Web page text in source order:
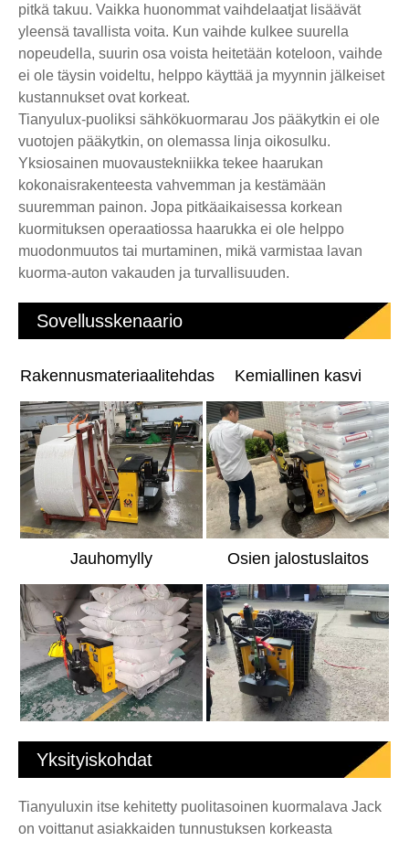
pitkä takuu. Vaikka huonommat vaihdelaatjat lisäävät
yleensä tavallista voita. Kun vaihde kulkee suurella
nopeudella, suurin osa voista heitetään koteloon, vaihde
ei ole täysin voideltu, helppo käyttää ja myynnin jälkeiset
kustannukset ovat korkeat.
Tianyulux-puoliksi sähkökuormarau Jos pääkytkin ei ole
vuotojen pääkytkin, on olemassa linja oikosulku.
Yksiosainen muovaustekniikka tekee haarukan
kokonaisrakenteesta vahvemman ja kestämään
suuremman painon. Jopa pitkäaikaisessa korkean
kuormituksen operaatiossa haarukka ei ole helppo
muodonmuutos tai murtaminen, mikä varmistaa lavan
kuorma-auton vakauden ja turvallisuuden.
Sovellusskenaario
Rakennusmateriaalitehdas Kemiallinen kasvi
Jauhomylly Osien jalostuslaitos
Yksityiskohdat
Tianyuluxin itse kehitetty puolitasoinen kuormalava Jack
on voittanut asiakkaiden tunnustuksen korkeasta